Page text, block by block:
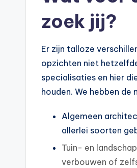
zoek jij?
Er zijn talloze
opzichten niet
specialisaties en hier
houden. We hebben
Algemeen
allerlei soorten
Tuin- en
verbouwen of